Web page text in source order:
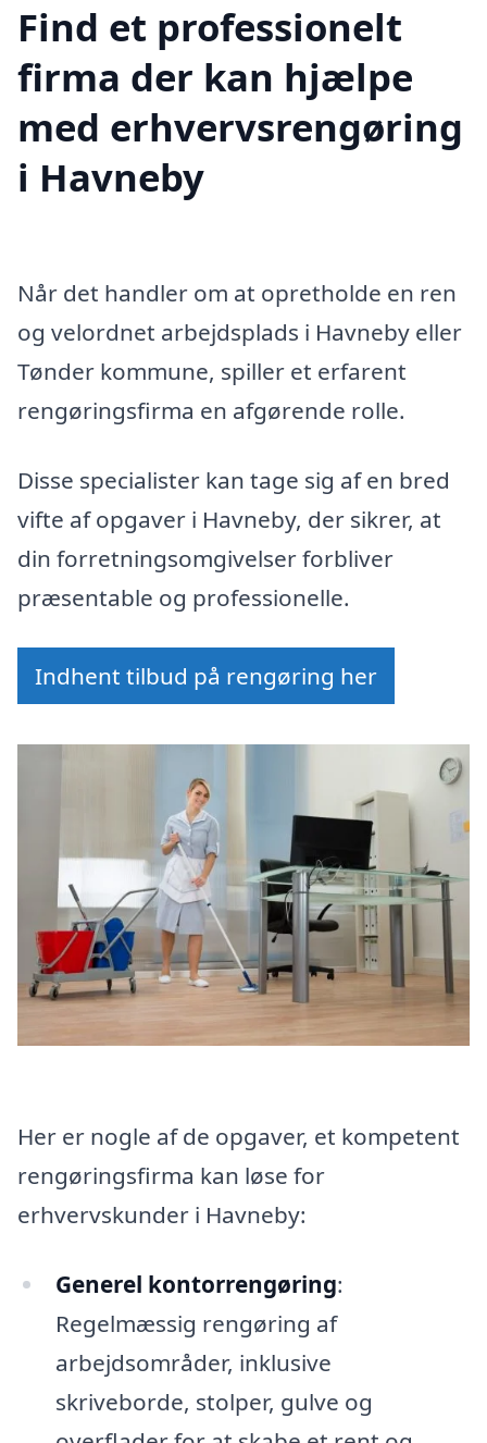
Find et professionelt
firma der kan hjælpe
med erhvervsrengøring
i Havneby
Når det handler om at opretholde en ren
og velordnet arbejdsplads i Havneby eller
Tønder kommune, spiller et erfarent
rengøringsfirma en afgørende rolle.
Disse specialister kan tage sig af en bred
vifte af opgaver i Havneby, der sikrer, at
din forretningsomgivelser forbliver
præsentable og professionelle.
Indhent tilbud på rengøring her
Her er nogle af de opgaver, et kompetent
rengøringsfirma kan løse for
erhvervskunder i Havneby:
Generel kontorrengøring:
Regelmæssig rengøring af
arbejdsområder, inklusive
skriveborde, stolper, gulve og